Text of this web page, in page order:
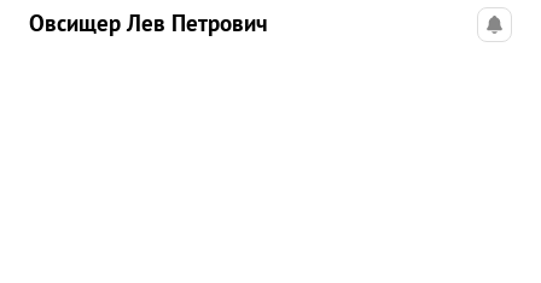
Овсищер Лев Петрович